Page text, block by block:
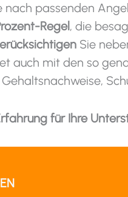
nach passenden
Regel, die
Sie
auch mit den so
für Ihre